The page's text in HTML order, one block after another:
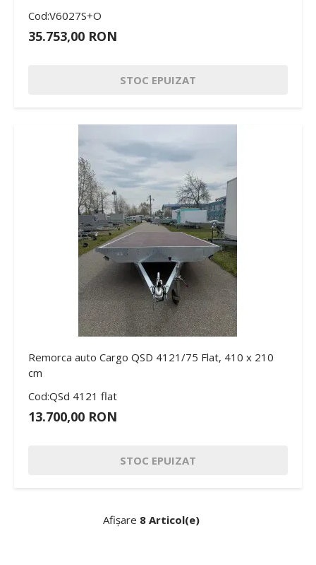
Cod:V6027S+O
35.753,00 RON
STOC EPUIZAT
Remorca auto Cargo QSD 4121/75 Flat, 410 x 210
cm
Cod:QSd 4121 flat
13.700,00 RON
STOC EPUIZAT
Afișare 8 Articol(e)